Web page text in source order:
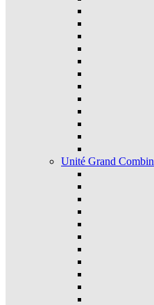
Unité Grand Combin